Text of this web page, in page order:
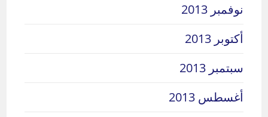
نوفمبر 2013
أكتوبر 2013
سبتمبر 2013
أغسطس 2013